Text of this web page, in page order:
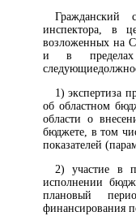
Гражданский
инспектора, в
возложенных на
и в пределах
1) экспертиза
об областном
области о
бюджете, в том
показателей
2) участие в
исполнении
плановый
финансирования